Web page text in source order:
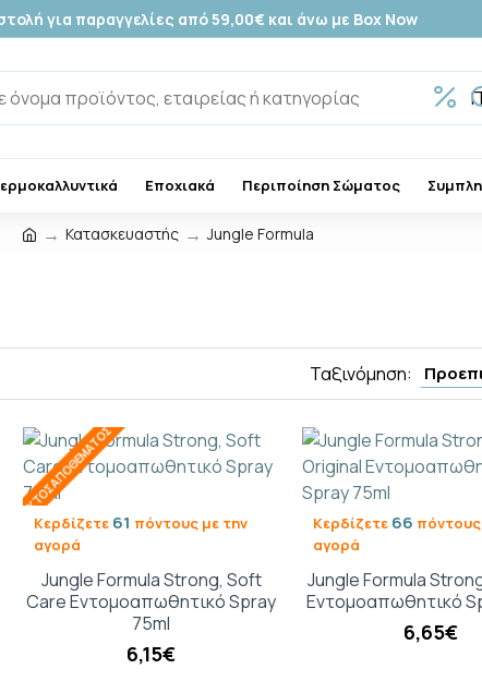
για παραγγελίες από 59,00€ και άνω με Box Now
Εποχιακά Περιποίηση Σώματος
Κατασκευαστής Jungle Formula
Ταξινόμηση:
ΕΚΤΌΣ ΑΠΟΘΈΜΑΤΟΣ
Κερδίζετε 61 πόντους με την
αγορά
Jungle Formula Strong, Soft
Care Εντομοαπωθητικό Spray
75ml
6,15€
Κερδίζετε 66
αγορά
Jungle Formula
Εντομοαπωθητικό
6,65€